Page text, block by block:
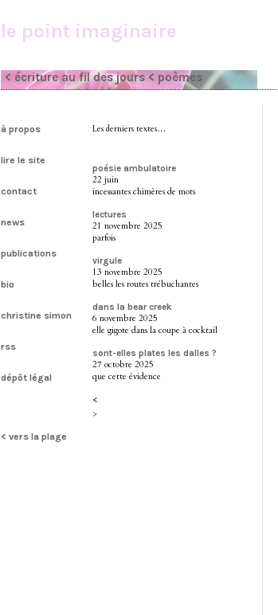
le point imaginaire
< écriture au fil des jours < poèmes
à propos
lire le site
contact
news
publications
bio
christine simon
rss
dépôt légal
< vers la plage
Les derniers textes…
poésie ambulatoire
22 juin
incessantes chimères de mots
lectures
21 novembre 2025
parfois
virgule
13 novembre 2025
belles les routes trébuchantes
dans la bear creek
6 novembre 2025
elle gigote dans la coupe à cocktail
sont-elles plates les dalles ?
27 octobre 2025
que cette évidence
<
>